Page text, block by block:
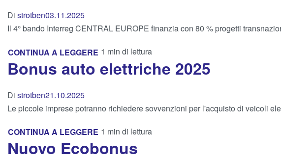
Di strotben03.11.2025
Il 4° bando Interreg CENTRAL EUROPE finanzia con 80 % progetti
CONTINUA A LEGGERE 1 min di lettura
Bonus auto elettriche 2025
Di strotben21.10.2025
Le piccole imprese potranno richiedere sovvenzioni per l'acquisto di veicoli
CONTINUA A LEGGERE 1 min di lettura
Nuovo Ecobonus